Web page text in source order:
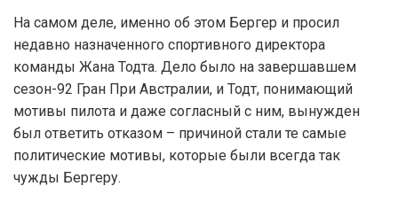
На самом деле, именно об этом Бергер и просил
недавно назначенного спортивного директора
команды Жана Тодта. Дело было на завершавшем
сезон-92 Гран При Австралии, и Тодт, понимающий
мотивы пилота и даже согласный с ним, вынужден
был ответить отказом – причиной стали те самые
политические мотивы, которые были всегда так
чужды Бергеру.